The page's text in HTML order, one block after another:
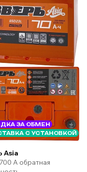
ЗА ОБМЕН
С УСТАНОВКОЙ
Asia
А обратная